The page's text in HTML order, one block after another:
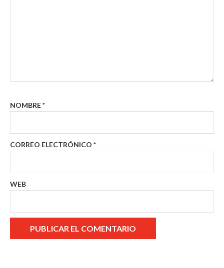
NOMBRE*
CORREO ELECTRÓNICO *
WEB